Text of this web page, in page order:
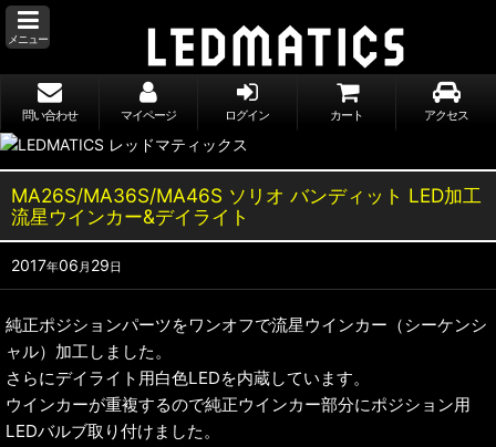
メニュー
問い合わせ マイページ ログイン カート アクセス
MA26S/MA36S/MA46S ソリオ バンディット LED加工
流星ウインカー&デイライト
2017年06 月 29日
純正ポジションパーツをワンオフで流星ウインカー（シーケンシ
ャル）加工しました。
さらにデイライト用白色LEDを内蔵しています。
ウインカーが重複するので純正ウインカー部分にポジション用
LEDバルブ取り付けました。